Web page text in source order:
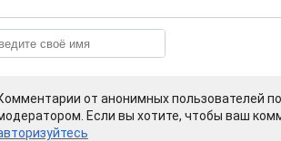
от анонимных пользователей
Если вы хотите, чтобы ваш